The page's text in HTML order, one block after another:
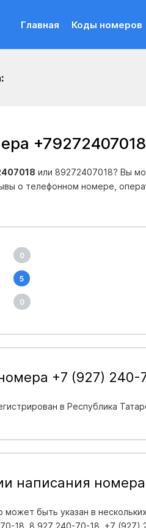
Главная Коды номеров
+79272407018
или 89272407018? Вы
о телефонном номере,
0
5
0
+7 (927) 240-
в Республика
написания
быть указан в
18, 8 927 240-70-18, +7 (927)